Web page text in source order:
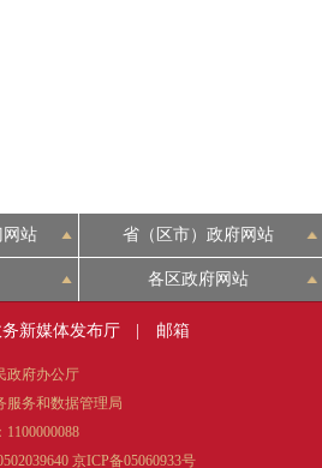
网站 省（区市）政府网站
各区政府网站
新媒体发布厅 邮箱
政府办公厅
服务和数据管理局
京ICP备05060933号